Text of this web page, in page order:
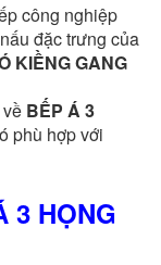
công nghiệp
đặc trưng của
KIỀNG GANG
BẾP Á 3
phù hợp với
3 HỌNG